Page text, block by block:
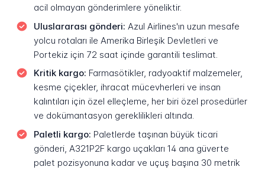
acil olmayan gönderimlere yöneliktir.
Uluslararası gönderi: Azul Airlines'ın uzun mesafe
yolcu rotaları ile Amerika Birleşik Devletleri ve
Portekiz için 72 saat içinde garantili teslimat.
Kritik kargo: Farmasötikler, radyoaktif malzemeler,
kesme çiçekler, ihracat mücevherleri ve insan
kalıntıları için özel elleçleme, her biri özel prosedürler
ve dokümantasyon gereklilikleri altında.
Paletli kargo: Paletlerde taşınan büyük ticari
gönderi, A321P2F kargo uçakları 14 ana güverte
palet pozisyonuna kadar ve uçuş başına 30 metrik